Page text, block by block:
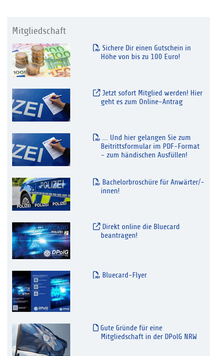
Mitgliedschaft
Sichere Dir einen Gutschein in
Höhe von bis zu 100 Euro!
Jetzt sofort Mitglied werden! Hier
geht es zum Online-Antrag
... Und hier gelangen Sie zum
Beitrittsformular im PDF-Format
- zum händischen Ausfüllen!
Bachelorbroschüre für Anwärter/-
innen!
Direkt online die Bluecard
beantragen!
Bluecard-Flyer
Gute Gründe für eine
Mitgliedschaft in der DPolG NRW